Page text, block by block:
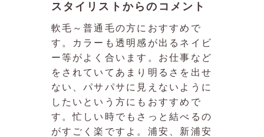
スタイリストからのコメント
軟毛～普通毛の方におすすめで
す。カラーも透明感が出るネイビ
ー等がよく合います。お仕事など
をされていてあまり明るさを出せ
ない、パサパサに見えないように
したいという方にもおすすめで
す。忙しい時でもさっと結べるの
がすごく楽ですよ。浦安、新浦安